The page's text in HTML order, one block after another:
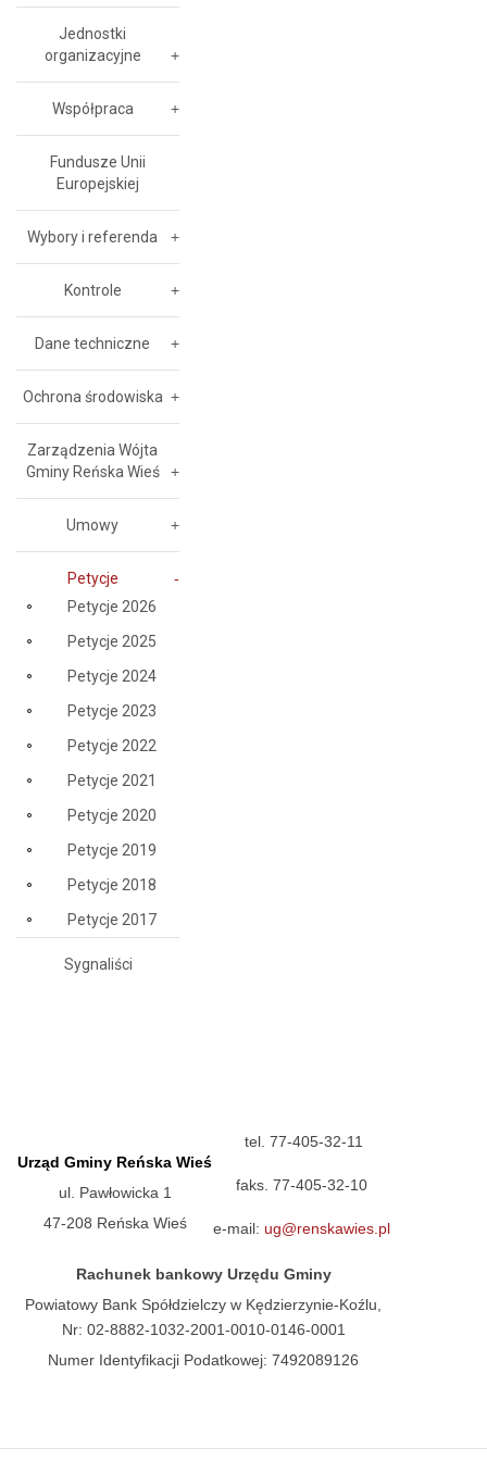
Jednostki
organizacyjne
Współpraca
Fundusze Unii
Europejskiej
Wybory i referenda
Kontrole
Dane techniczne
Ochrona środowiska
Zarządzenia Wójta
Gminy Reńska Wieś
Umowy
Petycje
Petycje 2026
Petycje 2025
Petycje 2024
Petycje 2023
Petycje 2022
Petycje 2021
Petycje 2020
Petycje 2019
Petycje 2018
Petycje 2017
Sygnaliści
Urząd Gminy Reńska Wieś
ul. Pawłowicka 1
47-208 Reńska Wieś
tel. 77-405-32-11
faks. 77-405-32-10
e-mail: ug@renskawies.pl
Rachunek bankowy Urzędu Gminy
Powiatowy Bank Spółdzielczy w Kędzierzynie-Koźlu,
Nr: 02-8882-1032-2001-0010-0146-0001
Numer Identyfikacji Podatkowej: 7492089126